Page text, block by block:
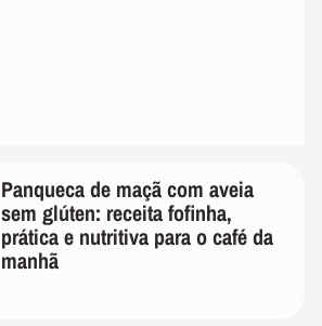
Panqueca de maçã com aveia
sem glúten: receita fofinha,
prática e nutritiva para o café da
manhã